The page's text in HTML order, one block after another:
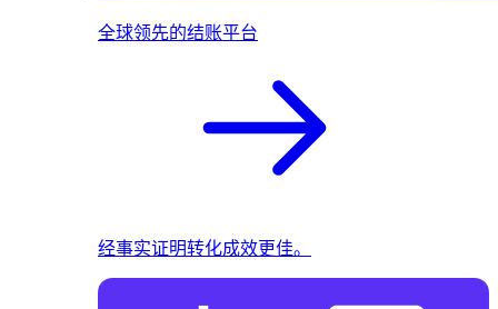
全球领先的结账平台
经事实证明转化成效更佳。